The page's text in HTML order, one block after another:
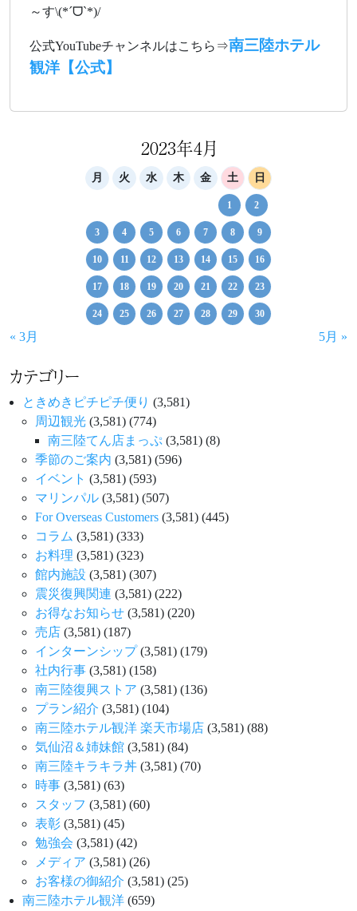
～す\(*ˊᗜˋ*)/
公式YouTubeチャンネルはこちら⇒南三陸ホテル
観洋【公式】
2023年4月
月 火 水 木 金 土 日
1 2
3 4 5 6 7 8 9
10 11 12 13 14 15 16
17 18 19 20 21 22 23
24 25 26 27 28 29 30
« 3月 5月 »
カテゴリー
ときめきピチピチ便り (3,581)
周辺観光 (3,581) (774)
南三陸てん店まっぷ (3,581) (8)
季節のご案内 (3,581) (596)
イベント (3,581) (593)
マリンパル (3,581) (507)
For Overseas Customers (3,581) (445)
コラム (3,581) (333)
お料理 (3,581) (323)
館内施設 (3,581) (307)
震災復興関連 (3,581) (222)
お得なお知らせ (3,581) (220)
売店 (3,581) (187)
インターンシップ(3,581) (179)
社内行事 (3,581) (158)
南三陸復興ストア (3,581) (136)
プラン紹介 (3,581) (104)
南三陸ホテル観洋 楽天市場店 (3,581) (88)
気仙沼＆姉妹館 (3,581) (84)
南三陸キラキラ丼 (3,581) (70)
時事 (3,581) (63)
スタッフ (3,581) (60)
表彰 (3,581) (45)
勉強会 (3,581) (42)
メディア (3,581) (26)
お客様の御紹介 (3,581) (25)
南三陸ホテル観洋 (659)